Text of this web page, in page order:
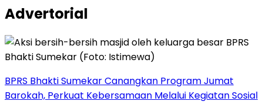
Advertorial
BPRS Bhakti Sumekar Canangkan Program Jumat
Barokah, Perkuat Kebersamaan Melalui Kegiatan Sosial